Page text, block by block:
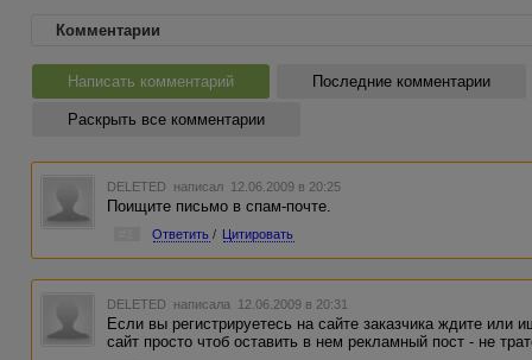
Комментарии
Написать комментарий Последние комментарии
Раскрыть все комментарии
DELETED написал 12.06.2009 в 20:25
Поищите письмо в спам-почте.
Ответить / Цитировать
DELETED написала 12.06.2009 в 20:31
Если вы регистрируетесь на сайте заказчика ждите
сайт просто чтоб оставить в нем рекламный пост - не